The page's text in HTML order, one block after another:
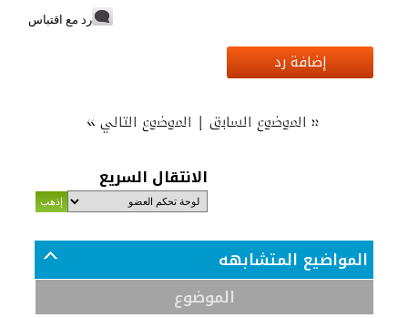
رد مع اقتباس
إضافة رد
« الموضوع السابق| الموضوع التالي»
الانتقال السريع
المواضيع المتشابهه
الموضوع